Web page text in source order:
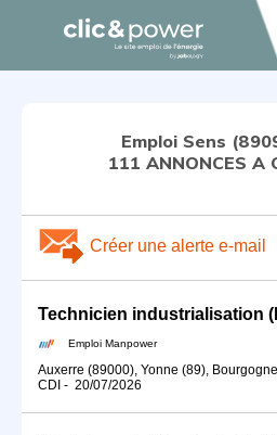
Emploi Sens
111 ANNONCES A
Créer une alerte e-mail
Technicien industrialisation
Emploi Manpower
Auxerre (89000), Yonne (89),
CDI - 20/07/2026